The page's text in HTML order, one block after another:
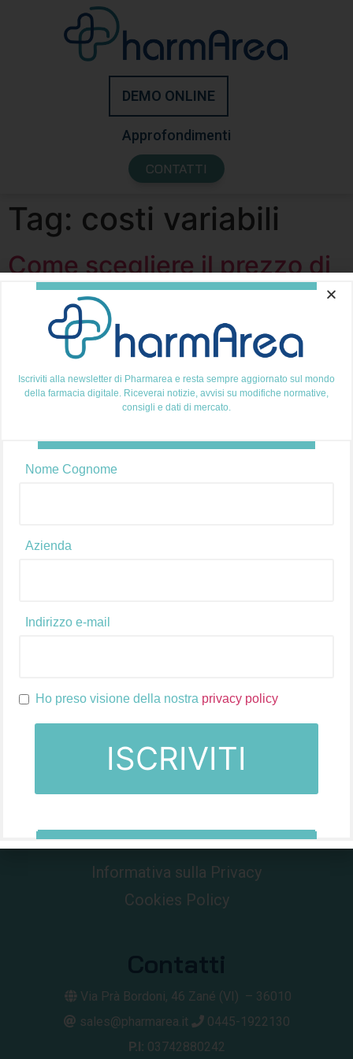
DEMO ONLINE
Approfondimenti
CONTATTI
Tag: costi variabili
Come scegliere il prezzo di
un prodotto
Come dare valore ad un prodotto in vendita? La
risposta non è semplice e questo perché devi tenere
qui perché stai cercando una formula con cui […]
Informativa sulla Privacy
Cookies Policy
Via Prà Bordoni, 46 Zané (VI) – 36010
sales@pharmarea.it
0445-1922130
P.I: 03742880242
Iscriviti alla newsletter di Pharmarea e resta sempre aggiornato sul mondo
della farmacia digitale. Riceverai notizie, avvisi su modifiche normative,
consigli e dati di mercato.
Nome Cognome
Azienda
Indirizzo e-mail
Ho preso visione della nostra privacy policy